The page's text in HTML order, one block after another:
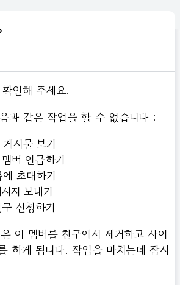
인해 주세요.
과 같은 작업을 할 수 없습니다 :
시물 보기
버 언급하기
초대하기
지 보내기
신청하기
이 멤버를 친구에서 제거하고 사이
하게 됩니다. 작업을 마치는데 잠시